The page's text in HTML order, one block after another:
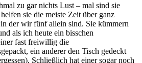
zu gar nichts Lust – mal sind sie
sie die meiste Zeit über ganz
der wir fünf allein sind. Sie kümmern
als ich heute ein bisschen
fast freiwillig die
ein anderer den Tisch gedeckt
Schließlich hat einer sogar noch